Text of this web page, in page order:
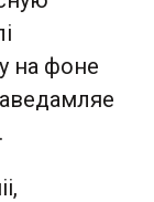
на фоне
.